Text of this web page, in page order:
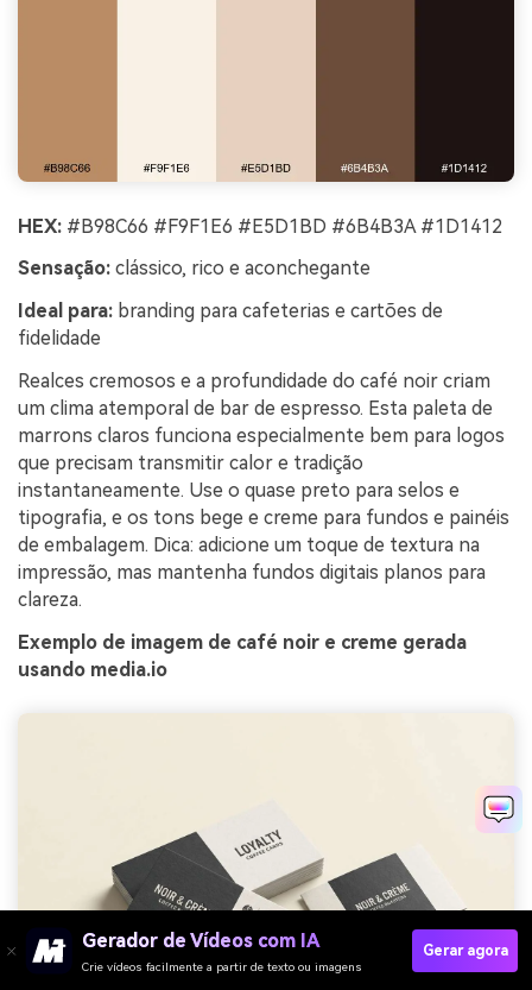
HEX: #B98C66 #F9F1E6 #E5D1BD #6B4B3A #1D1412
Sensação: clássico, rico e aconchegante
Ideal para: branding para cafeterias e cartões de
fidelidade
Realces cremosos e a profundidade do café noir criam
um clima atemporal de bar de espresso. Esta paleta de
marrons claros funciona especialmente bem para logos
que precisam transmitir calor e tradição
instantaneamente. Use o quase preto para selos e
tipografia, e os tons bege e creme para fundos e painéis
de embalagem. Dica: adicione um toque de textura na
impressão, mas mantenha fundos digitais planos para
clareza.
Exemplo de imagem de café noir e creme gerada
usando media.io
Gerador de Vídeos com IA
Crie vídeos facilmente a partir de texto ou imagens
Gerar agora